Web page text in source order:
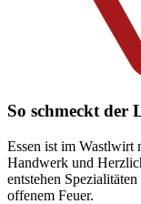
So schmeckt
Essen ist im Wastlwirt
Handwerk und
entstehen
offenem Feuer.